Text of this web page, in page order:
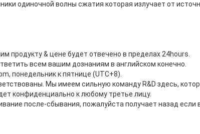
одиночной волны сжатия которая излучает от
продукту & цене будет отвечено в пределах 24hours.
всем вашим дознаниям в английском конечно.
понедельник к пятнице (UTC+8).
Мы имеем сильную команду R&D здесь,
конфиденциально к любому третье лицу.
после-сбывания, пожалуйста получает назад если